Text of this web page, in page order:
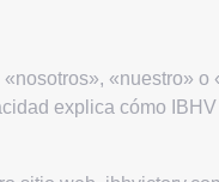
«nosotros», «nuestro» o
explica cómo